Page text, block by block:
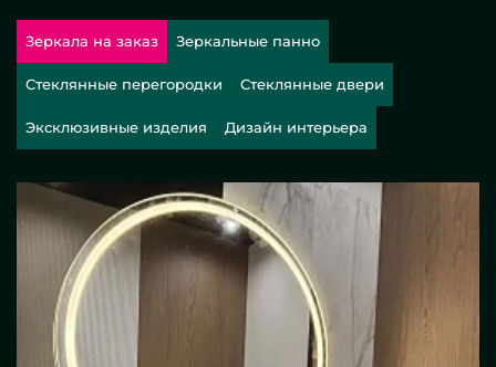
Зеркала на заказ Зеркальные панно
Стеклянные перегородки Стеклянные двери
Эксклюзивные изделия Дизайн интерьера